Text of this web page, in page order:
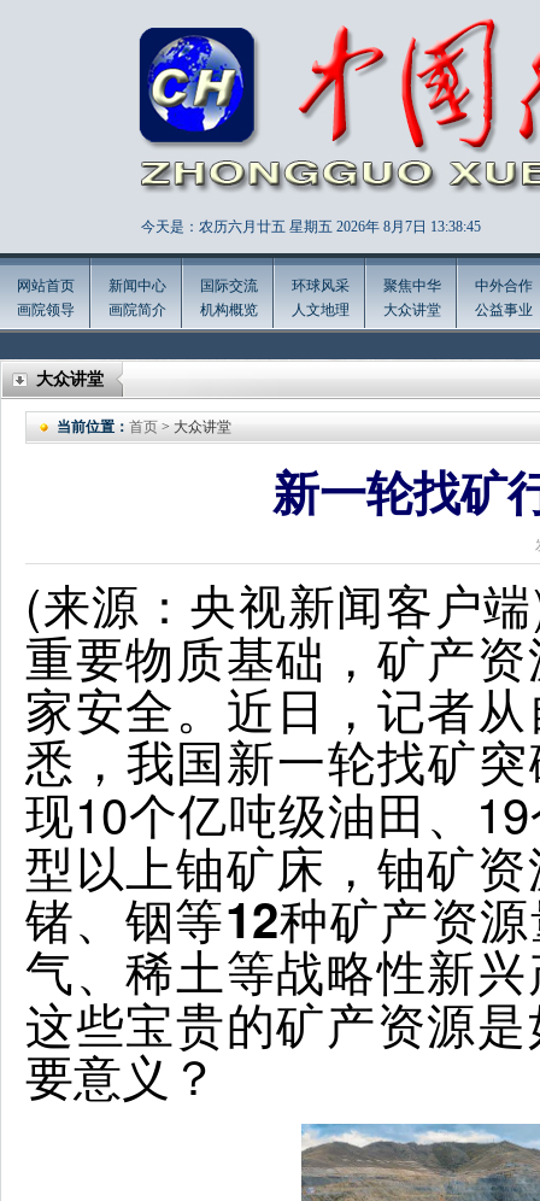
今天是：农历六月廿五 星期五 2026年 8月7日 13:38:47
网站首页
画院领导
新闻中心
画院简介
国际交流
机构概览
环球风采
人文地理
聚焦中华
大众讲堂
中外合作
公益事业
大众讲堂
当前位置： 首页 > 大众讲堂
新一轮找矿
(来源：央视新闻客户
重要物质基础，矿产
家安全。近日，记者
悉， 我国新一轮找矿
现10个亿吨级油田、
型以上铀矿床， 铀矿
锗、铟等12种矿产资
气、稀土等战略性新
这些宝贵的矿产资源
要意义？